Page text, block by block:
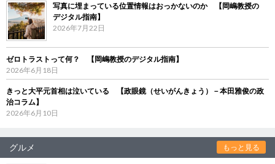
写真に埋まっている位置情報はおっかないのか 【岡嶋教授の
デジタル指南】
2026年7月22日
ゼロトラストって何？ 【岡嶋教授のデジタル指南】
2026年6月18日
きっと大平元首相は泣いている 【政眼鏡（せいがんきょう）－本田雅俊の政
治コラム】
2026年6月10日
グルメ もっと見る